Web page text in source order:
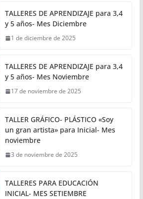
TALLERES DE APRENDIZAJE para 3,4
y 5 años- Mes Diciembre
1 de diciembre de 2025
TALLERES DE APRENDIZAJE para 3,4
y 5 años- Mes Noviembre
17 de noviembre de 2025
TALLER GRÁFICO- PLÁSTICO «Soy
un gran artista» para Inicial- Mes
noviembre
3 de noviembre de 2025
TALLERES PARA EDUCACIÓN
INICIAL- MES SETIEMBRE